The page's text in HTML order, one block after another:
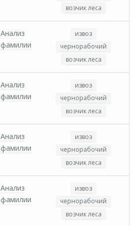
возчик леса
Анализ
фамилии
извоз
чернорабочий
возчик леса
Анализ
фамилии
извоз
чернорабочий
возчик леса
Анализ
фамилии
извоз
чернорабочий
возчик леса
Анализ
фамилии
извоз
чернорабочий
возчик леса